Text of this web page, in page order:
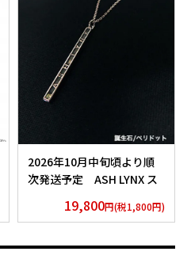
2026年10月中旬頃より順
次発送予定 ASH LYNX ス
Silver925×Peridot ver.
19,800円(税1,800円)